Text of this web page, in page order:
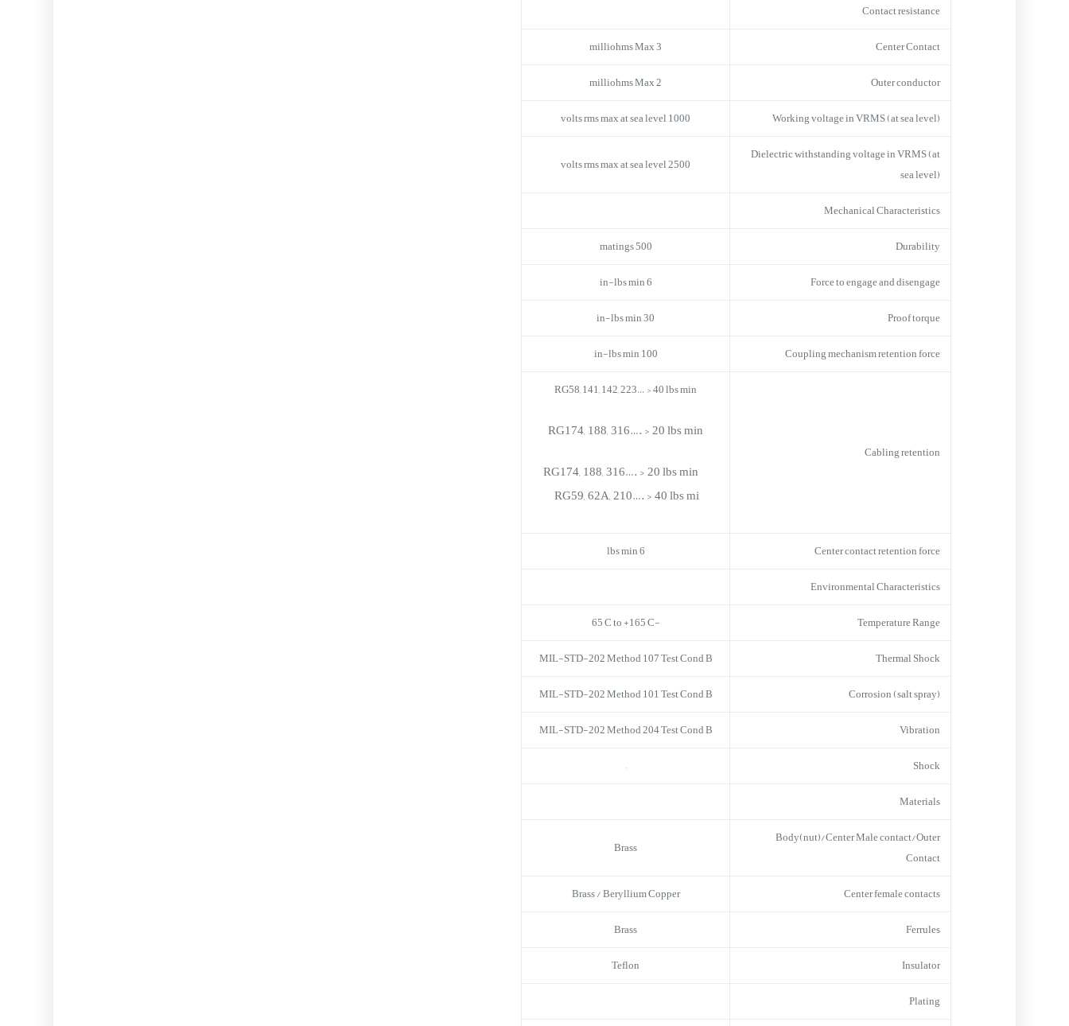
Contact resistance
Center Contact
3 milliohms Max
Outer conductor
2 milliohms Max
Working voltage in VRMS (at sea level)
1000 volts rms max at sea level
Dielectric withstanding voltage in VRMS (at
sea level)
2500 volts rms max at sea level
Mechanical Characteristics
Durability
500 matings
Force to engage and disengage
6 in-lbs min
Proof torque
30 in-lbs min
Coupling mechanism retention force
100 in-lbs min
Cabling retention
RG58, 141, 142, 223… > 40 lbs min
RG174, 188, 316…. > 20 lbs min
RG174, 188, 316…. > 20 lbs min
RG59, 62A, 210…. > 40 lbs mi
Center contact retention force
6 lbs min
Environmental Characteristics
Temperature Range
-65°C to +165°C
Thermal Shock
MIL-STD-202 Method 107 Test Cond B
Corrosion (salt spray)
MIL-STD-202 Method 101 Test Cond B
Vibration
MIL-STD-202 Method 204 Test Cond B
Shock
–
Materials
Body(nut)/Center Male contact/Outer
Contact
Brass
Center female contacts
Brass / Beryllium Copper
Ferrules
Brass
Insulator
Teflon
Plating